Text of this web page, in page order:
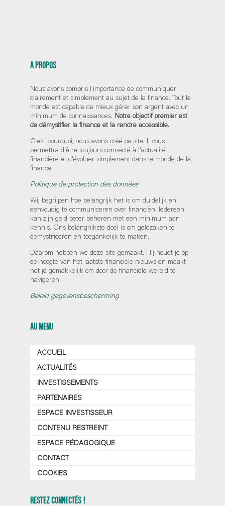
A PROPOS
Nous avons compris l'importance de communiquer
clairement et simplement au sujet de la finance. Tout le
monde est capable de mieux gérer son argent avec un
minimum de connaissances. Notre objectif premier est
de démystifier la finance et la rendre accessible.
C'est pourquoi, nous avons créé ce site. Il vous
permettra d'être toujours connecté à l'actualité
financière et d'évoluer simplement dans le monde de la
finance.
Politique de protection des données
Wij begrijpen hoe belangrijk het is om duidelijk en
eenvoudig te communiceren over financiën. Iedereen
kan zijn geld beter beheren met een minimum aan
kennis. Ons belangrijkste doel is om geldzaken te
demystificeren en toegankelijk te maken.
Daarom hebben we deze site gemaakt. Hij houdt je op
de hoogte van het laatste financiële nieuws en maakt
het je gemakkelijk om door de financiële wereld te
navigeren.
Beleid gegevensbescherming
AU MENU
ACCUEIL
ACTUALITÉS
INVESTISSEMENTS
PARTENAIRES
ESPACE INVESTISSEUR
CONTENU RESTREINT
ESPACE PÉDAGOGIQUE
CONTACT
COOKIES
RESTEZ CONNECTÉS !